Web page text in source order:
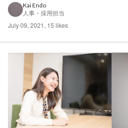
立ち上げ、to Bマーケチームの立ち上げ
任者として営業チームのマ...
Kai Endo
人事・採用担当
July 09, 2021 , 15 likes